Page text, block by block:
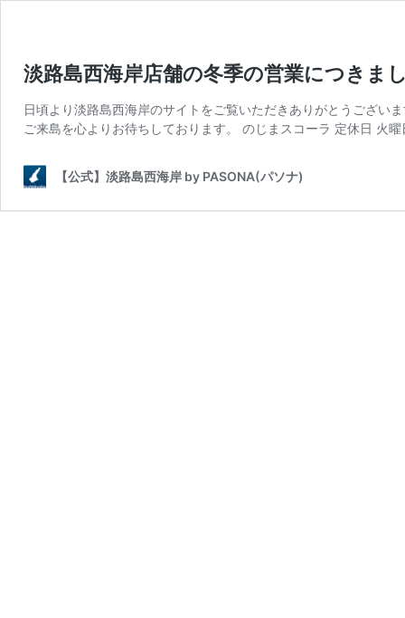
淡路島西海岸店舗の冬季の営業につきま
日頃より淡路島西海岸のサイトをご覧いただきありがとうござい
ご来島を心よりお待ちしております。 のじまスコーラ 定休日 火
【公式】淡路島西海岸 by PASONA(パソナ)